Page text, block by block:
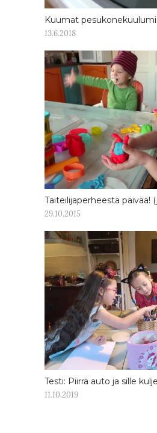
Kuumat
13.6.2018
Taiteilijaperheestä päivää!
29.10.2015
Testi: Piirrä auto ja sille
11.10.2019